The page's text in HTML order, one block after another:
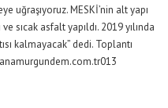
uğraşıyoruz. MESKİ’nin alt yapı
sıcak asfalt yapıldı. 2019 yılında
kalmayacak” dedi. Toplantı